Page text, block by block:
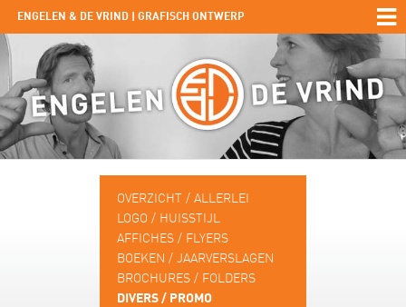
ENGELEN & DE VRIND | GRAFISCH ONTWERP
OVERZICHT / ALLERLEI
LOGO / HUISSTIJL
AFFICHES / FLYERS
BOEKEN / JAARVERSLAGEN
BROCHURES / FOLDERS
DIVERS / PROMO